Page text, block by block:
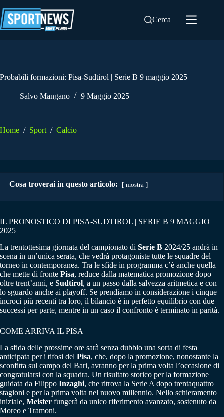
al
contenuto
Cerca
Probabili formazioni: Pisa-Sudtirol | Serie B 9 maggio 2025
Salvo Mangano 9 Maggio 2025
Home / Sport / Calcio
Cosa troverai in questo articolo: mostra
IL PRONOSTICO DI PISA-SUDTIROL | SERIE B 9 MAGGIO
2025
La trentottesima giornata del campionato di Serie B 2024/25 andrà in
scena in un’unica serata, che vedrà protagoniste tutte le squadre del
torneo in contemporanea. Tra le sfide in programma c’è anche quella
che mette di fronte Pisa, reduce dalla matematica promozione dopo
oltre trent’anni, e Sudtirol, a un passo dalla salvezza aritmetica e con
lo sguardo anche ai playoff. Se prendiamo in considerazione i cinque
incroci più recenti tra loro, il bilancio è in perfetto equilibrio con due
successi per parte, mentre in un caso il confronto è terminato in parità.
COME ARRIVA IL PISA
La sfida delle prossime ore sarà senza dubbio una sorta di festa
anticipata per i tifosi del Pisa, che, dopo la promozione, nonostante la
sconfitta sul campo del Bari, avranno per la prima volta l’occasione di
congratularsi con la squadra. Un risultato storico per la formazione
guidata da Filippo Inzaghi, che ritrova la Serie A dopo trentaquattro
stagioni e per la prima volta nel nuovo millennio. Nello schieramento
iniziale, Meister fungerà da unico riferimento avanzato, sostenuto da
Moreo e Tramoni.